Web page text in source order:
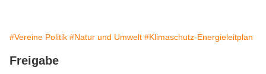
#Vereine Politik #Natur und Umwelt #Klimaschutz-Energieleitplan
Freigabe